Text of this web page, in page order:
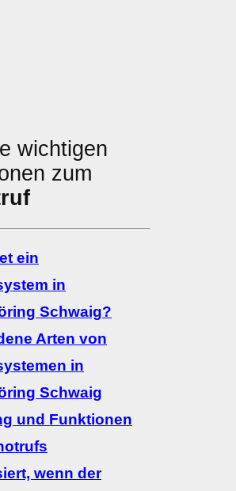
wichtigen
zum
ein
in
Schwaig?
Arten von
in
Schwaig
und Funktionen
wenn der